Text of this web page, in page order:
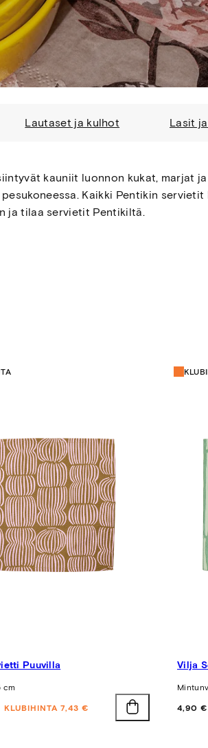
Lautaset ja kulhot Lasit
kauniit luonnon kukat, marjat
Kaikki Pentikin
ja tilaa servietit Pentikiltä.
Puuvilla
cm
KLUBIHINTA 7,43 €
Vilja
Hinta
4,90 €